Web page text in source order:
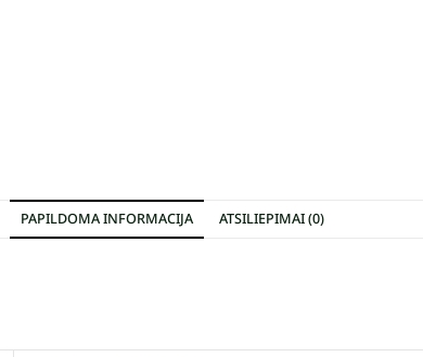
PAPILDOMA INFORMACIJA ATSILIEPIMAI (0)